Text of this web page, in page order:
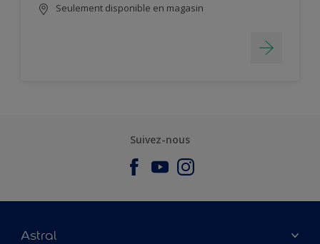
Seulement disponible en magasin
Suivez-nous
Astral